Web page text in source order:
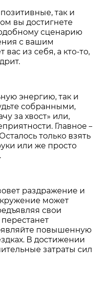
так и
вы достигнете
сценарию
с вашим
из себя, а кто-то,
энергию, так и
собранными,
за хвост» или,
Главное–
только взять
или же просто
раздражение и
может
свои
повышенную
В достижении
затраты сил